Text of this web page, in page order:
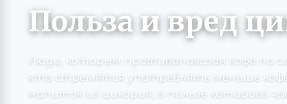
Польза и вред
Люди, которым противопоказан кофе по
кто стремятся употреблять меньше
напиток из цикория, о пользе которого